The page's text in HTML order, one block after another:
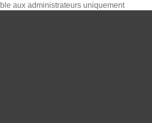
aux administrateurs uniquement